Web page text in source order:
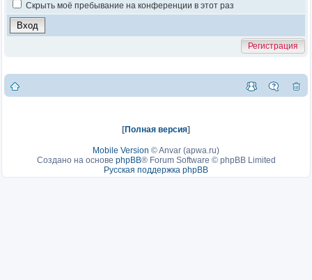
Скрыть моё пребывание на конференции в этот раз
Регистрация
[Полная версия]
Mobile Version ©Anvar (apwa.ru)
Создано на основе phpBB® Forum Software © phpBB Limited
Русская поддержка phpBB